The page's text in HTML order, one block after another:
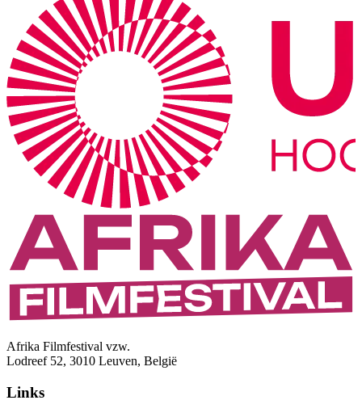
Afrika Filmfestival vzw.
Lodreef 52, 3010 Leuven, België
Links